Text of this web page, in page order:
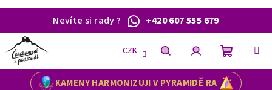
Nevíte si rady? +420 607 555 679
KAMENY HARMONIZUJI V PYRAMIDĚ RA
CZK
HledatPřihlášeníNákupní